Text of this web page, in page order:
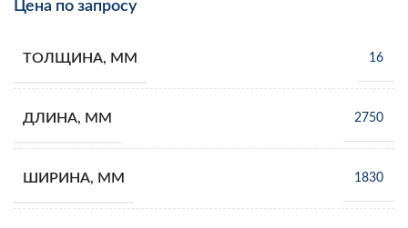
Цена по запросу
ТОЛЩИНА, ММ 16
ДЛИНА, ММ 2750
ШИРИНА, ММ 1830